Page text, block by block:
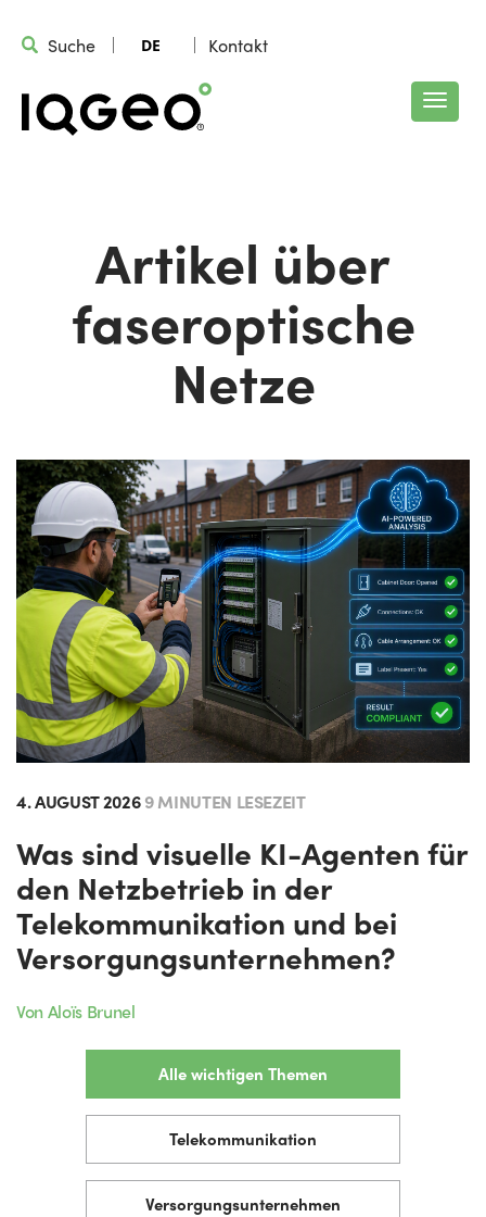
Suche DE Kontakt
Artikel über
faseroptische
Netze
4. AUGUST 20269 MINUTEN LESEZEIT
Was sind visuelle KI-Agenten für
den Netzbetrieb in der
Telekommunikation und bei
Versorgungsunternehmen?
Von Aloïs Brunel
Alle wichtigen Themen
Telekommunikation
Versorgungsunternehmen